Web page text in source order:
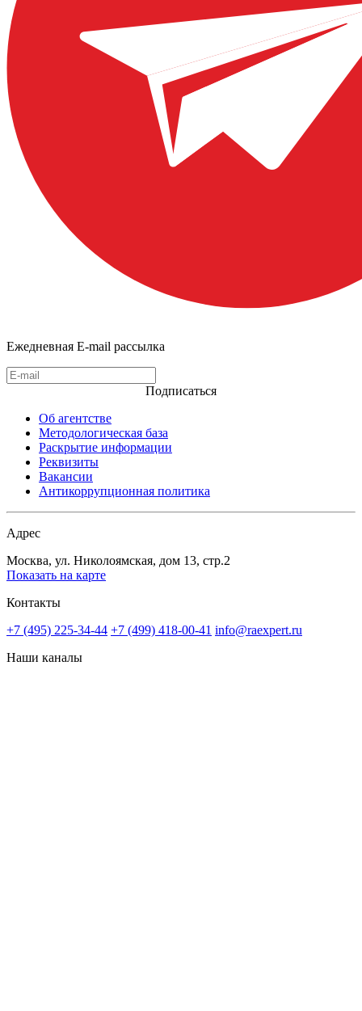
Ежедневная E-mail рассылка
Подписаться
Об агентстве
Методологическая база
Раскрытие информации
Реквизиты
Вакансии
Антикоррупционная политика
Адрес
Москва, ул. Николоямская, дом 13, стр.2
Показать на карте
Контакты
+7 (495) 225-34-44 +7 (499) 418-00-41 info@raexpert.ru
Наши каналы